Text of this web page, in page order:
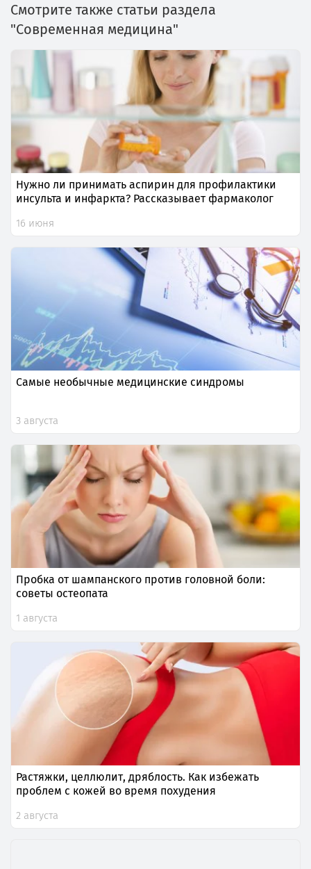
Смотрите также статьи раздела
"Современная медицина"
Нужно ли принимать аспирин для профилактики
инсульта и инфаркта? Рассказывает фармаколог
16 июня
Самые необычные медицинские синдромы
3 августа
Пробка от шампанского против головной боли:
советы остеопата
1 августа
Растяжки, целлюлит, дряблость. Как избежать
проблем с кожей во время похудения
2 августа